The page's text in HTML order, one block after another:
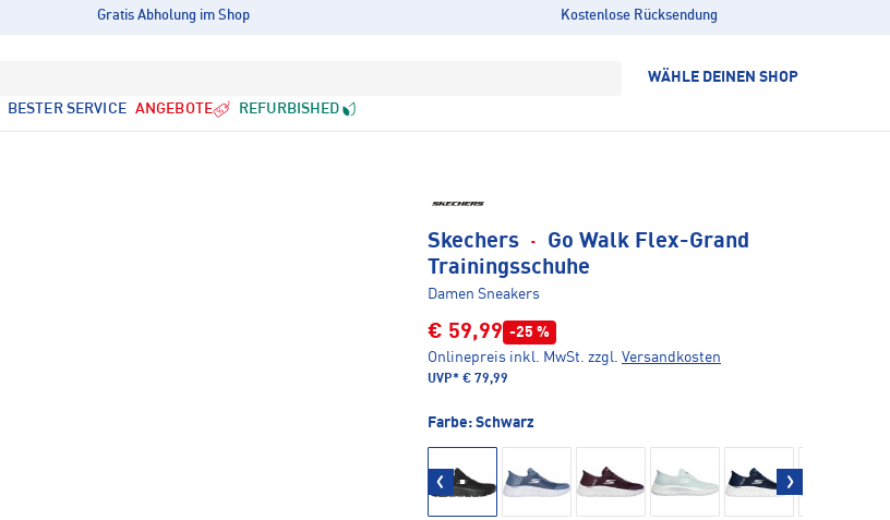
Gratis Abholung im Shop Kostenlose Rücksendung
WÄHLE DEINEN SHOP
BESTER SERVICE ANGEBOTE REFURBISHED
Skechers · Go Walk Flex-Grand
Trainingsschuhe
Damen Sneakers
€ 59,99 -25 %
Onlinepreis inkl. MwSt. zzgl. Versandkosten
UVP* € 79,99
Farbe: Schwarz